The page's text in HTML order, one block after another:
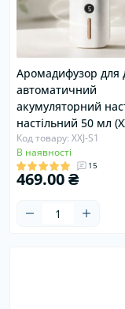
Аромадифузор для
автоматичний
акумуляторний
настільний 50 мл
Код товару: XXJ-S1
В наявності
15
469.00 ₴